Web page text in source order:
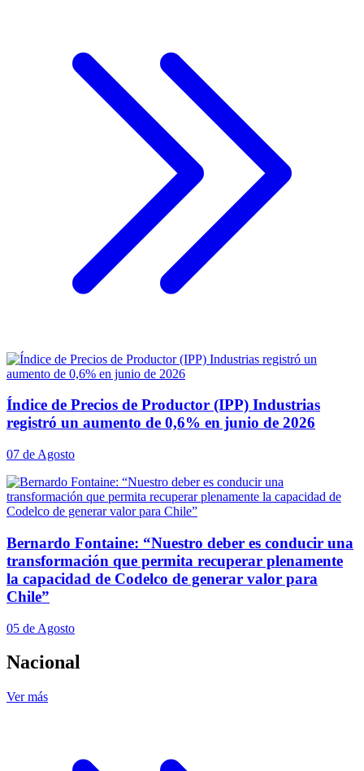
Índice de Precios de Productor (IPP) Industrias
registró un aumento de 0,6% en junio de 2026
07 de Agosto
Bernardo Fontaine: “Nuestro deber es conducir una
transformación que permita recuperar plenamente
la capacidad de Codelco de generar valor para
Chile”
05 de Agosto
Nacional
Ver más